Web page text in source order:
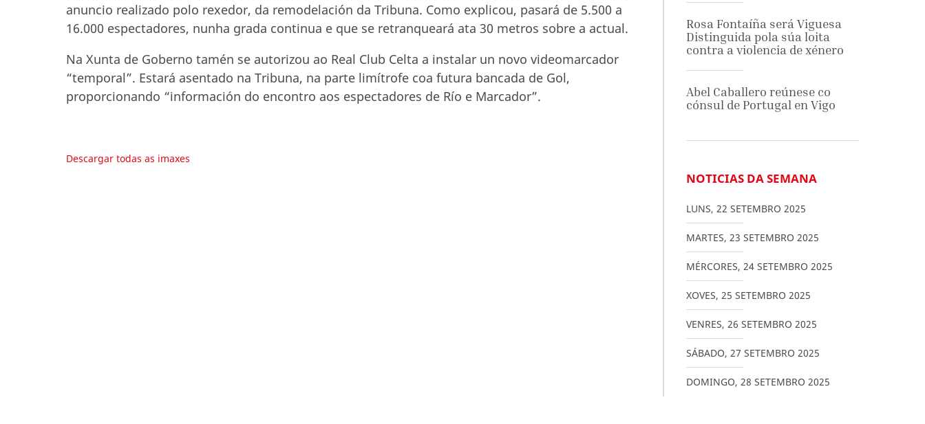
anuncio realizado polo rexedor, da remodelación da Tribuna. Como explicou, pasará de 5.500 a
16.000 espectadores, nunha grada continua e que se retranqueará ata 30 metros sobre a actual.
Na Xunta de Goberno tamén se autorizou ao Real Club Celta a instalar un novo videomarcador
“temporal”. Estará asentado na Tribuna, na parte limítrofe coa futura bancada de Gol,
proporcionando “información do encontro aos espectadores de Río e Marcador”.
Descargar todas as imaxes
Rosa Fontaíña será Viguesa
Distinguida pola súa loita
contra a violencia de xénero
Abel Caballero reúnese co
cónsul de Portugal en Vigo
NOTICIAS DA SEMANA
LUNS, 22 SETEMBRO 2025
MARTES, 23 SETEMBRO 2025
MÉRCORES, 24 SETEMBRO 2025
XOVES, 25 SETEMBRO 2025
VENRES, 26 SETEMBRO 2025
SÁBADO, 27 SETEMBRO 2025
DOMINGO, 28 SETEMBRO 2025